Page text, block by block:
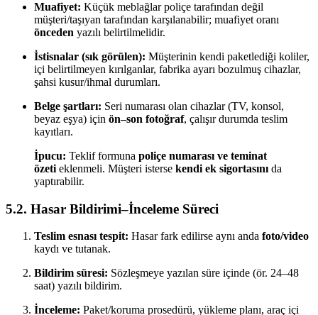
Muafiyet: Küçük meblağlar poliçe tarafından değil
müşteri/taşıyan tarafından karşılanabilir; muafiyet oranı
önceden yazılı belirtilmelidir.
İstisnalar (sık görülen): Müşterinin kendi paketlediği koliler,
içi belirtilmeyen kırılganlar, fabrika ayarı bozulmuş cihazlar,
şahsi kusur/ihmal durumları.
Belge şartları: Seri numarası olan cihazlar (TV, konsol,
beyaz eşya) için ön–son fotoğraf, çalışır durumda teslim
kayıtları.
İpucu: Teklif formuna poliçe numarası ve teminat
özeti eklenmeli. Müşteri isterse kendi ek sigortasını da
yaptırabilir.
5.2. Hasar Bildirimi–İnceleme Süreci
Teslim esnası tespit: Hasar fark edilirse aynı anda foto/video
kaydı ve tutanak.
Bildirim süresi: Sözleşmeye yazılan süre içinde (ör. 24–48
saat) yazılı bildirim.
İnceleme: Paket/koruma prosedürü, yükleme planı, araç içi